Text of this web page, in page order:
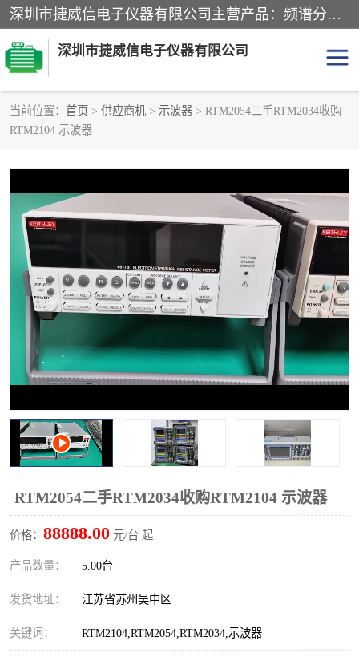
深圳市捷威信电子仪器有限公司主营产品：频谱分析仪.信号发生器.网络分析仪.音频分析仪，示波器，电源，音频分析仪。综合测试仪。蓝牙测试仪等
深圳市捷威信电子仪器有限公司
当前位置： 首页 > 供应商机 > 示波器 > RTM2054二手RTM2034收购
RTM2104 示波器
RTM2054二手RTM2034收购RTM2104 示波器
价格： 88888.00 元/台 起
产品数量： 5.00台
发货地址： 江苏省苏州吴中区
关键词： RTM2104,RTM2054,RTM2034,示波器
探头
音频分析仪 天馈线测试仪
万用表 信号源
GPIB-USB卡 数据采集仪
数字源表
校准仪 函数信号发生器
示波器 直流电源
阻抗分析仪 LCR电桥
频率计 无线测试仪
静电计